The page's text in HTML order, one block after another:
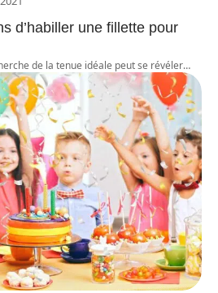
d’habiller une fillette pour
de la tenue idéale peut se révéler…